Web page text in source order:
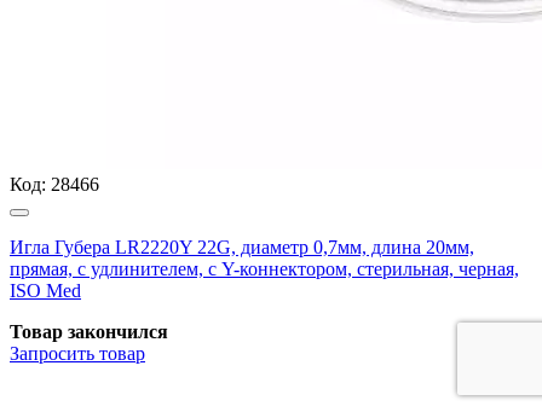
Код: 28466
Игла Губера LR2220Y 22G, диаметр 0,7мм, длина 20мм,
прямая, с удлинителем, с Y-коннектором, стерильная, черная,
ISO Med
Товар закончился
Запросить товар